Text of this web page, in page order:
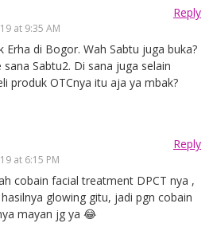
at 9:35 AM
Reply
Erha di Bogor. Wah Sabtu juga buka?
Sabtu2. Di sana juga selain
produk OTCnya itu aja ya mbak?
at 6:15 PM
Reply
cobain facial treatment DPCT nya ,
glowing gitu, jadi pgn cobain
mayan jg ya 😂